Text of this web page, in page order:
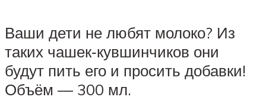
Ваши дети не любят молоко? Из
таких чашек‑кувшинчиков они
будут пить его и просить добавки!
Объём — 300 мл.